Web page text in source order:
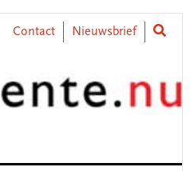
Contact Nieuwsbrief